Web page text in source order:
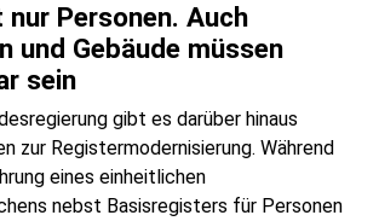
Personen. Auch
und Gebäude müssen
sein
gibt es darüber hinaus
zur Registermodernisierung. Während
eines einheitlichen
nebst Basisregisters für Personen